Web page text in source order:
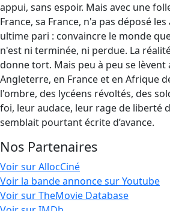
appui, sans espoir. Mais avec une
France, sa France, n'a pas déposé
ultime pari : convaincre le monde
n'est ni terminée, ni perdue. La
donne tort. Mais peu à peu se lèvent
Angleterre, en France et en Afrique
l'ombre, des lycéens révoltés, des
foi, leur audace, leur rage de liberté
semblait pourtant écrite d’avance.
Nos Partenaires
Voir sur AllocCiné
Voir la bande annonce sur Youtube
Voir sur TheMovie Database